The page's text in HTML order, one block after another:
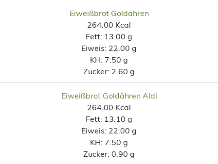
Eiweißbrot Goldähren
264.00 Kcal
Fett: 13.00 g
Eiweis: 22.00 g
KH: 7.50 g
Zucker: 2.60 g
Eiweißbrot Goldähren Aldi
264.00 Kcal
Fett: 13.10 g
Eiweis: 22.00 g
KH: 7.50 g
Zucker: 0.90 g